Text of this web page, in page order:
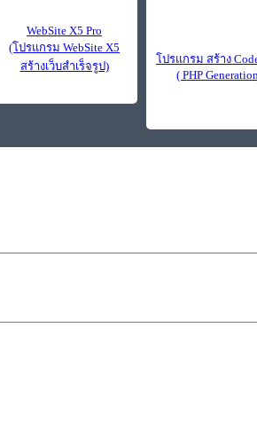
WebSite X5 Pro
(โปรแกรม WebSite X5
สร้างเว็บสำเร็จรูป)
โปรแกรม สร้าง
( PHP